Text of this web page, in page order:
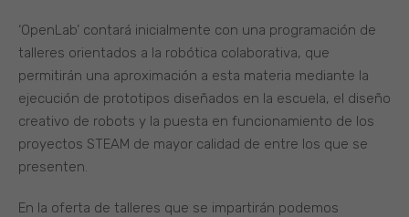
‘OpenLab’ contará inicialmente con una programación de
talleres orientados a la robótica colaborativa, que
permitirán una aproximación a esta materia mediante la
ejecución de prototipos diseñados en la escuela, el diseño
creativo de robots y la puesta en funcionamiento de los
proyectos STEAM de mayor calidad de entre los que se
presenten.
En la oferta de talleres que se impartirán podemos